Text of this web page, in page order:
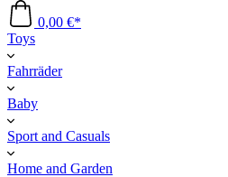
0,00 €*
Toys
Fahrräder
Baby
Sport and Casuals
Home and Garden